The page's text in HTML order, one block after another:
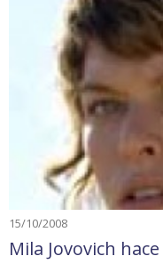
15/10/2008
Mila Jovovich